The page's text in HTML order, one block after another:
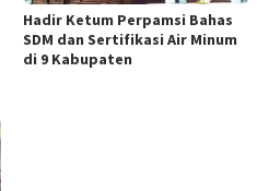
Hadir Ketum Perpamsi Bahas
SDM dan Sertifikasi Air Minum
di 9 Kabupaten